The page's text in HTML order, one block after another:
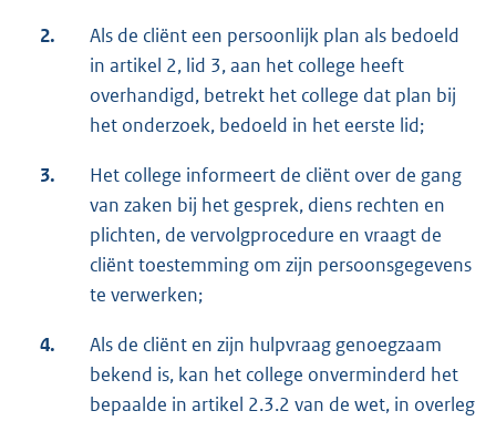
2.
Als de cliënt een persoonlijk plan als bedoeld
in artikel 2, lid 3, aan het college heeft
overhandigd, betrekt het college dat plan bij
het onderzoek, bedoeld in het eerste lid;
3.
Het college informeert de cliënt over de gang
van zaken bij het gesprek, diens rechten en
plichten, de vervolgprocedure en vraagt de
cliënt toestemming om zijn persoonsgegevens
te verwerken;
4.
Als de cliënt en zijn hulpvraag genoegzaam
bekend is, kan het college onverminderd het
bepaalde in artikel 2.3.2 van de wet, in overleg